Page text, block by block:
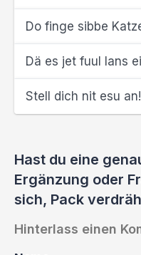
Do finge sibbe
Dä es jet fuul lans
Stell dich nit esu an!
Hast du eine
Ergänzung oder
sich, Pack
Hinterlass einen